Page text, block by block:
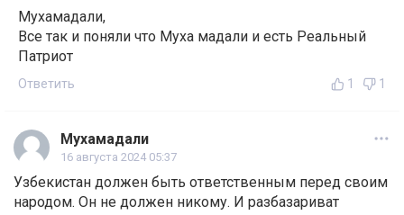
Мухамадали,
Все так и поняли что Муха мадали и есть Реальный
Патриот
Ответить 1 1
Мухамадали
16 августа 2024 05:37
Узбекистан должен быть ответственным перед своим
народом. Он не должен никому. И разбазариват